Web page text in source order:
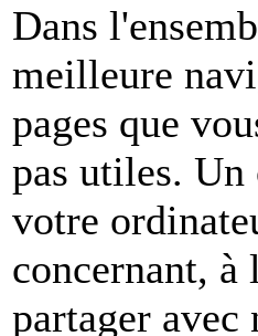
Dans
meilleure
pages que
pas utiles. Un
votre
concernant, à
partager avec